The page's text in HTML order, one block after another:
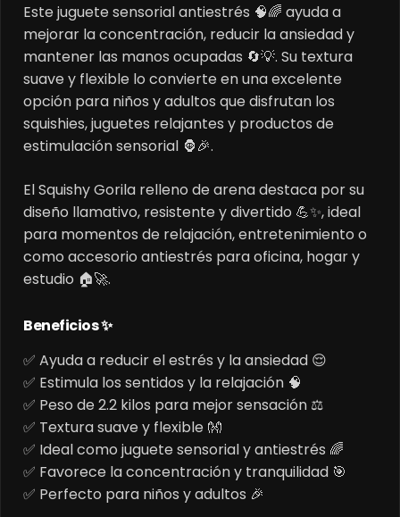
Este juguete sensorial antiestrés 🧠🌈 ayuda a
mejorar la concentración, reducir la ansiedad y
mantener las manos ocupadas 🔄💡. Su textura
suave y flexible lo convierte en una excelente
opción para niños y adultos que disfrutan los
squishies, juguetes relajantes y productos de
estimulación sensorial 🦍🎉.
El Squishy Gorila relleno de arena destaca por su
diseño llamativo, resistente y divertido 💪✨, ideal
para momentos de relajación, entretenimiento o
como accesorio antiestrés para oficina, hogar y
estudio 🏠🚀.
Beneficios ✨
✅ Ayuda a reducir el estrés y la ansiedad 😌
✅ Estimula los sentidos y la relajación 🧠
✅ Peso de 2.2 kilos para mejor sensación ⚖️
✅ Textura suave y flexible 👐
✅ Ideal como juguete sensorial y antiestrés 🌈
✅ Favorece la concentración y tranquilidad 🎯
✅ Perfecto para niños y adultos 🎉